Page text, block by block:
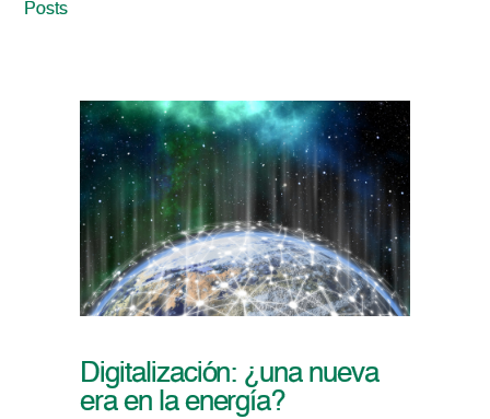
Posts
Digitalización: ¿una nueva
era en la energía?